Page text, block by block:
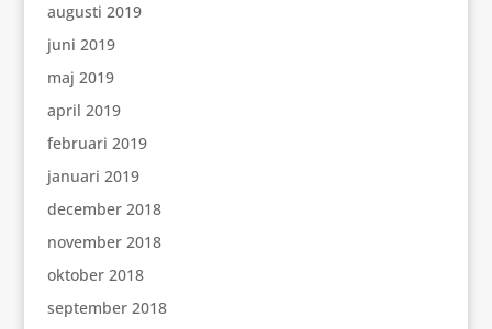
augusti 2019
juni 2019
maj 2019
april 2019
februari 2019
januari 2019
december 2018
november 2018
oktober 2018
september 2018